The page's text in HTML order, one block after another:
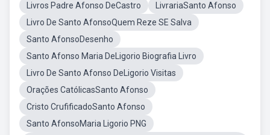
Livros Padre Afonso DeCastro
LivrariaSanto Afonso
Livro De Santo AfonsoQuem Reze SE Salva
Santo AfonsoDesenho
Santo Afonso Maria DeLigorio Biografia Livro
Livro De Santo Afonso DeLigorio Visitas
Orações CatólicasSanto Afonso
Cristo CrufificadoSanto Afonso
Santo AfonsoMaria Ligorio PNG